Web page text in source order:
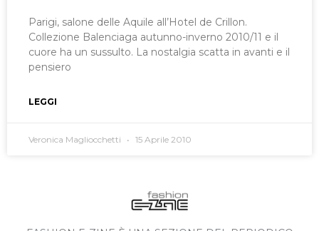
Parigi, salone delle Aquile all’Hotel de Crillon.
Collezione Balenciaga autunno-inverno 2010/11 e il
cuore ha un sussulto. La nostalgia scatta in avanti e il
pensiero
LEGGI
Veronica Magliocchetti 15 Aprile 2010